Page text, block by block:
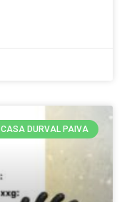
CASA DURVAL PAIVA